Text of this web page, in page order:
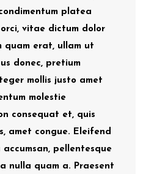
platea
vitae dictum dolor
quam erat, ullam ut
donec, pretium
mollis justo amet
molestie
consequat et, quis
amet congue. Eleifend
pellentesque
nulla quam a. Praesent